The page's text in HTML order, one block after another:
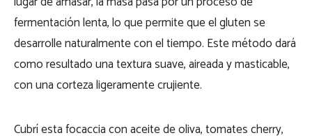
fermentación lenta, lo que permite que el gluten se
desarrolle naturalmente con el tiempo. Este método dará
como resultado una textura suave, aireada y masticable,
con una corteza ligeramente crujiente.
Cubrí esta focaccia con aceite de oliva, tomates cherry,